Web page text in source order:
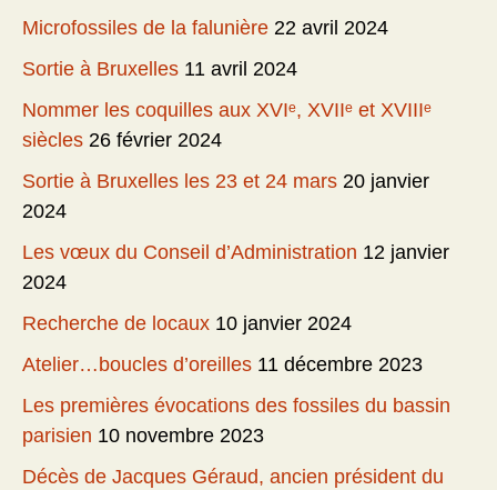
Microfossiles de la falunière 22 avril 2024
Sortie à Bruxelles 11 avril 2024
Nommer les coquilles aux XVIᵉ, XVIIᵉ et XVIIIᵉ
siècles 26 février 2024
Sortie à Bruxelles les 23 et 24 mars 20 janvier
2024
Les vœux du Conseil d’Administration 12 janvier
2024
Recherche de locaux 10 janvier 2024
Atelier…boucles d’oreilles 11 décembre 2023
Les premières évocations des fossiles du bassin
parisien 10 novembre 2023
Décès de Jacques Géraud, ancien président du